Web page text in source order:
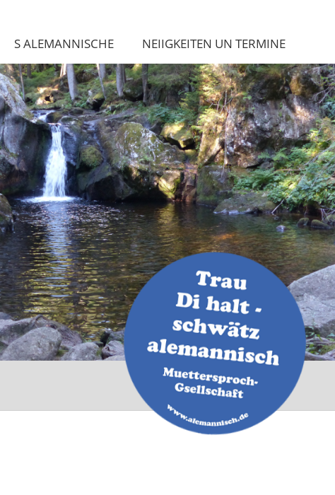
S ALEMANNISCHE NEIIGKEITEN UN TERMINE